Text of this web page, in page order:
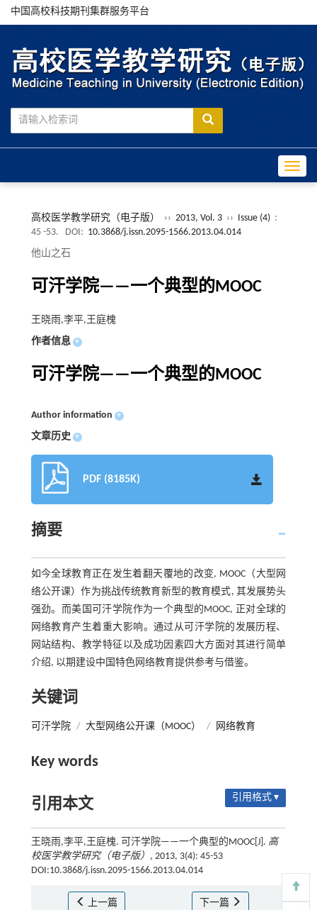
中国高校科技期刊集群服务平台
高校医学教学研究（电子版） ›› 2013, Vol. 3 ›› Issue (4) :
45 -53.
DOI: 10.3868/j.issn.2095-1566.2013.04.014
他山之石
可汗学院——一个典型的MOOC
王晓雨,李平,王庭槐
作者信息 +
可汗学院——一个典型的MOOC
Author information +
文章历史 +
PDF (8185K)
摘要
如今全球教育正在发生着翻天覆地的改变, MOOC（大型网
络公开课）作为挑战传统教育新型的教育模式, 其发展势头
强劲。而美国可汗学院作为一个典型的MOOC, 正对全球的
网络教育产生着重大影响。通过从可汗学院的发展历程、
网站结构、教学特征以及成功因素四大方面对其进行简单
介绍, 以期建设中国特色网络教育提供参考与借鉴。
关键词
可汗学院 / 大型网络公开课（MOOC） / 网络教育
Key words
引用本文 引用格式 ▾
王晓雨,李平,王庭槐. 可汗学院——一个典型的MOOC[J]. 高
校医学教学研究（电子版） , 2013, 3(4): 45-53
DOI:10.3868/j.issn.2095-1566.2013.04.014
上一篇 下一篇